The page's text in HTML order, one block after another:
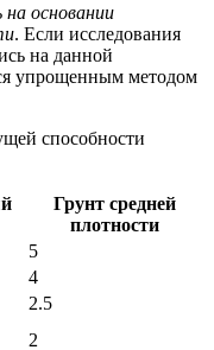
на основании
. Если исследования
на данной
упрощенным методом
способности
Грунт средней
плотности
5
4
2.5
2